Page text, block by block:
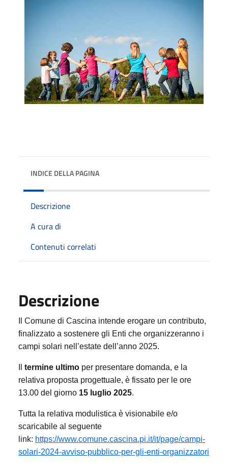
INDICE DELLA PAGINA
Descrizione
A cura di
Contenuti correlati
Descrizione
Il Comune di Cascina intende erogare un contributo,
finalizzato a sostenere gli Enti che organizzeranno i
campi solari nell’estate dell’anno 2025.
termine ultimo per presentare domanda, e la
relativa proposta progettuale, è fissato per le ore
13.00 del giorno 15 luglio 2025.
Tutta la relativa modulistica è visionabile e/o
scaricabile al seguente
link: https://www.comune.cascina.pi.it/it/page/campi-
solari-2024-avviso-pubblico-per-gli-enti-organizzatori